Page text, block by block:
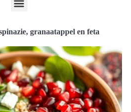
granaatappel en feta